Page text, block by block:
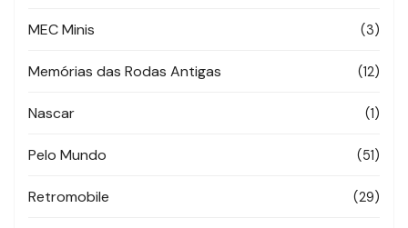
MEC Minis (3)
Memórias das Rodas Antigas (12)
Nascar (1)
Pelo Mundo (51)
Retromobile (29)